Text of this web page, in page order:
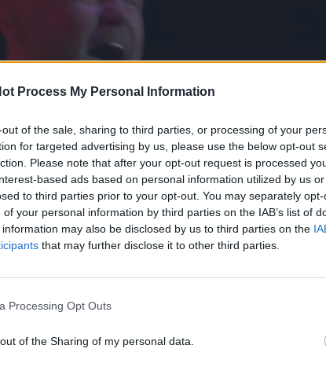
Process My Personal Information
of the sale, sharing to third parties, or processing of your
for targeted advertising by us, please use the below opt-out
Please note that after your opt-out request is processed
based ads based on personal information utilized by us
to third parties prior to your opt-out. You may separately
your personal information by third parties on the IAB’s list of
may also be disclosed by us to third parties on the
that may further disclose it to other third parties.
Processing Opt Outs
of the Sharing of my personal data.
kurio veiksmas sukasi aplink ornitologą,